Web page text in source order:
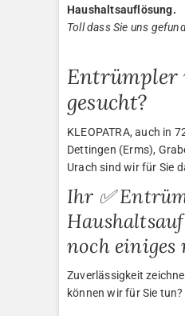
Haushaltsauflösung.
Toll dass Sie uns
Entrümpler
gesucht?
KLEOPATRA, auch in
Dettingen (Erms),
Urach sind wir für Sie
Ihr ✅
noch einiges
Zuverlässigkeit
können wir für Sie tun?